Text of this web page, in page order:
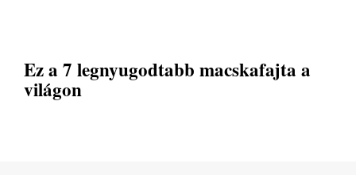
Ez a 7 legnyugodtabb macskafajta a
világon